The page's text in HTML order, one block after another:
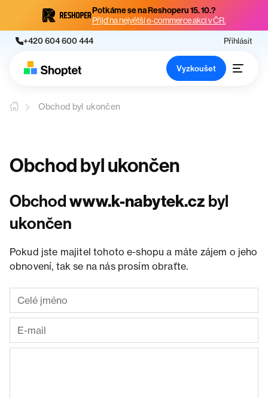
Potkáme se na Reshoperu 15. 10.?
Přijď na největší e-commerce akci v ČR.
+420 604 600 444 Přihlásit
Vyzkoušet
Obchod byl ukončen
Obchod byl ukončen
Obchodwww.k-nabytek.cz byl
ukončen
Pokud jste majitel tohoto e-shopu a máte zájem o jeho
obnovení, tak se na nás prosím obraťte.